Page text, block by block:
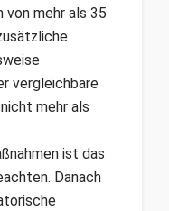
von mehr als 35
vergleichbare
mehr als
ist das
Danach